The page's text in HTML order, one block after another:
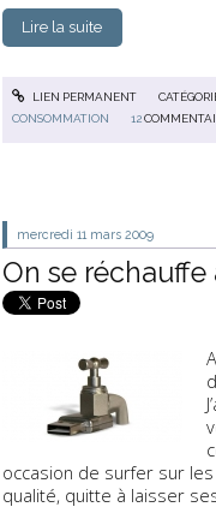
Lire la suite
LIEN PERMANENT
CONSOMMATION
12
mercredi 11 mars 2009
On se
occasion de surfer sur
qualité, quitte à laisser